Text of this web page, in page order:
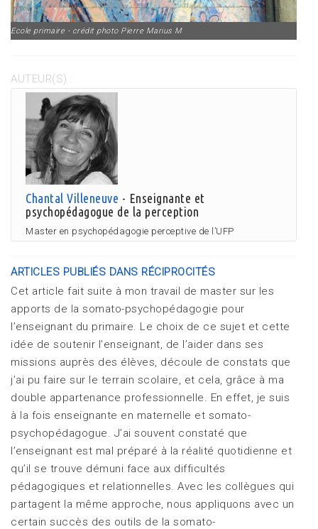
Ecole primaire - crédit photo Pierre Marius M
AUTEUR(S) :
Chantal Villeneuve - Enseignante et
psychopédagogue de la perception
Master en psychopédagogie perceptive de l’UFP
ARTICLES PUBLIÉS DANS RÉCIPROCITÉS
Cet article fait suite à mon travail de master sur les
apports de la somato-psychopédagogie pour
l’enseignant du primaire. Le choix de ce sujet et cette
idée de soutenir l’enseignant, de l’aider dans ses
missions auprès des élèves, découle de constats que
j’ai pu faire sur le terrain scolaire, et cela, grâce à ma
double appartenance professionnelle. En effet, je suis
à la fois enseignante en maternelle et somato-
psychopédagogue. J’ai souvent constaté que
l’enseignant est mal préparé à la réalité quotidienne et
qu’il se trouve démuni face aux difficultés
pédagogiques et relationnelles. Avec les collègues qui
partagent la même approche, nous appliquons avec un
certain succès des outils de la somato-